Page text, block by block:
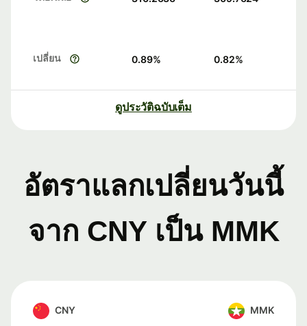
เปลี่ยน 0.89% 0.82%
ดูประวัติฉบับเต็ม
อัตราแลกเปลี่ยนวันนี้
จาก CNY เป็น MMK
CNY MMK